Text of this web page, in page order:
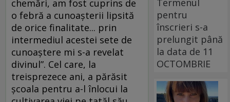
chemări, am fost cuprins de
o febră a cunoaşterii lipsită
de orice finalitate... prin
intermediul acestei sete de
cunoaştere mi s-a revelat
divinul”. Cel care, la
treisprezece ani, a părăsit
şcoala pentru a-l înlocui la
Termenul
pentru
înscrieri s-a
prelungit până
la data de 11
OCTOMBRIE